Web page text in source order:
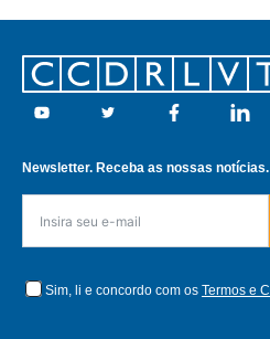
Footer
Youtube Twitter Facebook
Newsletter. Receba as nossas notícias.
Sim, li e concordo com os Termos e